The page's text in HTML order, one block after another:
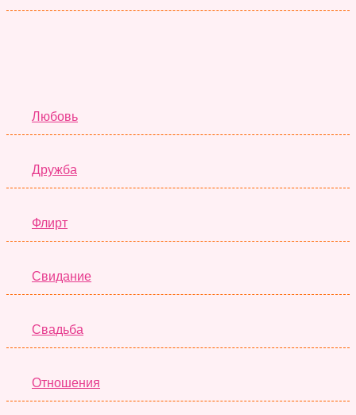
Любовь
Дружба
Флирт
Свидание
Свадьба
Отношения